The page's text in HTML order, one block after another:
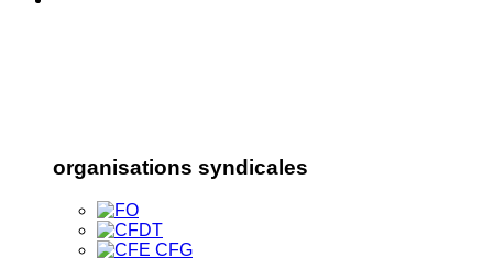
organisations syndicales